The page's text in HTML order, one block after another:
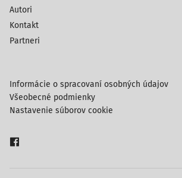
Autori
Kontakt
Partneri
Informácie o spracovaní osobných údajov
Všeobecné podmienky
Nastavenie súborov cookie